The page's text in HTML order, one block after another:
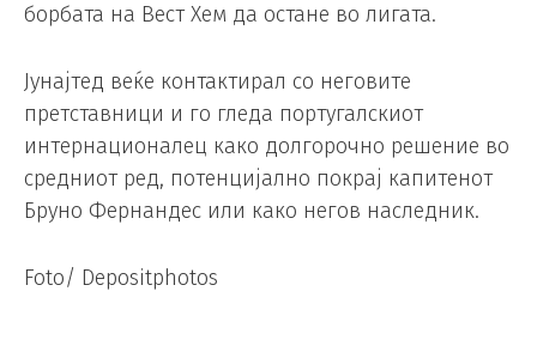
борбата на Вест Хем да остане во лигата.
Јунајтед веќе контактирал со неговите
претставници и го гледа португалскиот
интернационалец како долгорочно решение во
средниот ред, потенцијално покрај капитенот
Бруно Фернандес или како негов наследник.
Foto/ Depositphotos